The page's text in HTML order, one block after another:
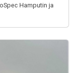
Hamputin ja